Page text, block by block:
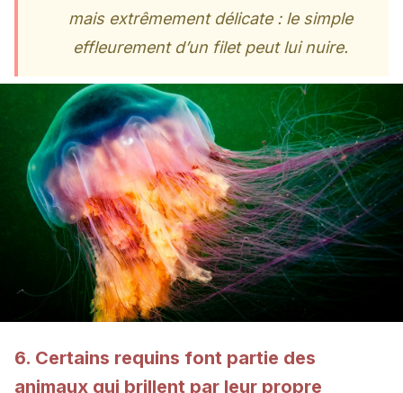
mais extrêmement délicate : le simple
effleurement d’un filet peut lui nuire.
6. Certains requins font partie des
animaux qui brillent par leur propre